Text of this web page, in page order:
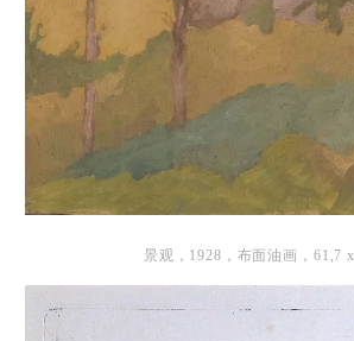
景观，1928，布面油画，61,7